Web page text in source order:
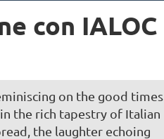
con IALOC
on the good times
the rich tapestry of Italian
the laughter echoing